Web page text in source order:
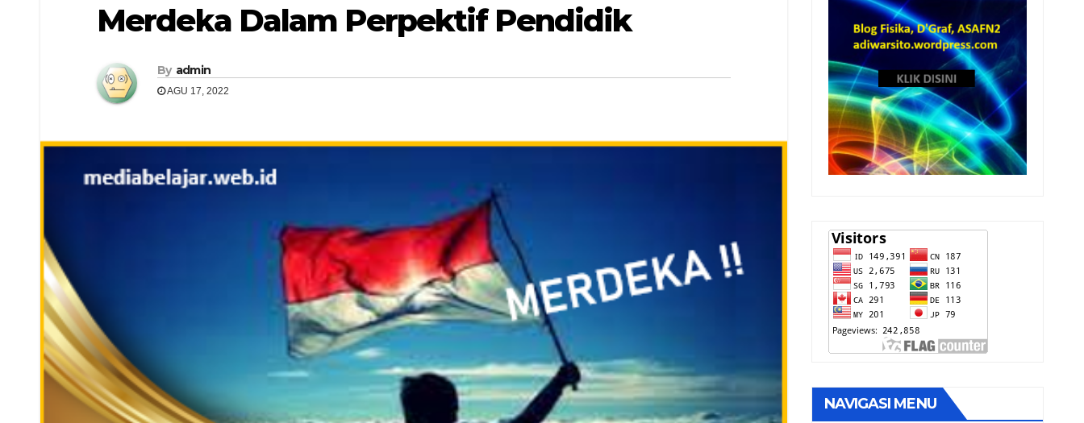
Merdeka Dalam Perpektif Pendidik
By admin
AGU 17, 2022
NAVIGASI MENU